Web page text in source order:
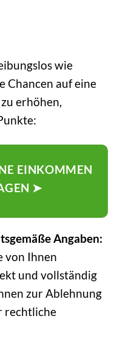
wie
Chancen auf eine
erhöhen,
EINKOMMEN
➤
Angaben:
von Ihnen
und vollständig
zur Ablehnung
rechtliche